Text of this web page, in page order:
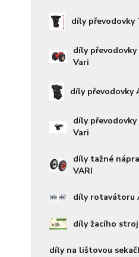
díly převodovky
díly převodovky
Vari
díly převodovky
díly převodovky
Vari
díly tažné
VARI
díly rotavátoru
díly žacího
díly na lištovou